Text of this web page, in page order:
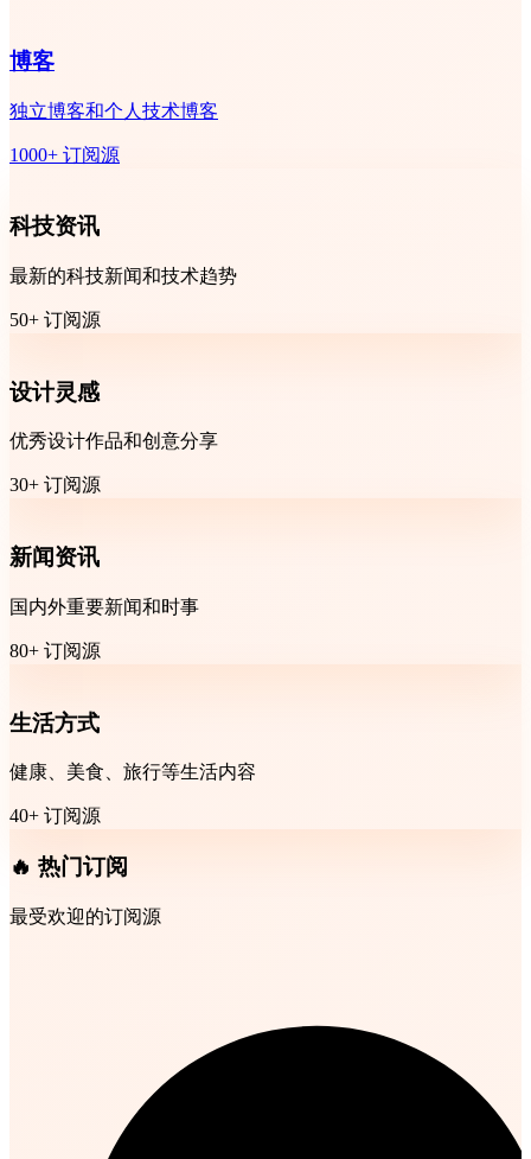
博客
独立博客和个人技术博客
1000+ 订阅源
科技资讯
最新的科技新闻和技术趋势
50+ 订阅源
设计灵感
优秀设计作品和创意分享
30+ 订阅源
新闻资讯
国内外重要新闻和时事
80+ 订阅源
生活方式
健康、美食、旅行等生活内容
40+ 订阅源
🔥 热门订阅
最受欢迎的订阅源